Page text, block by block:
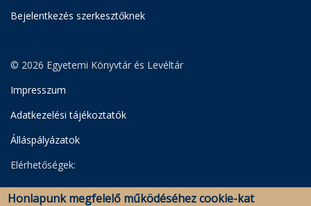
Bejelentkezés szerkesztőknek
© 2026 Egyetemi Könyvtár és Levéltár
Impresszum
Adatkezelési tájékoztatók
Álláspályázatok
Elérhetőségek:
Egyetemi Könyvtár
Honlapunk megfelelő működéséhez cookie-kat